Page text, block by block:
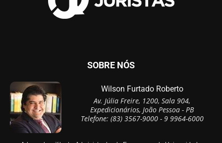
SOBRE NÓS
Wilson Furtado Roberto
Av. Júlia Freire, 1200, Sala 904,
Expedicionários, João Pessoa - PB
Telefone: (83) 3567-9000 - 9 9964-6000